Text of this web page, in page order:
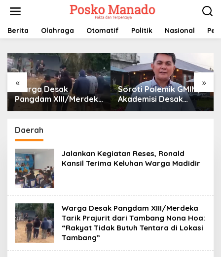
Berita Olahraga Otomatif Politik Nasional
« »
Warga Desak
Pangdam XIII/Merdeka
Tarik Prajurit dari
“Rakyat Tidak Butuh
Tentara di Lokasi
Tambang”
Soroti Polemik GMIM,
Akademisi Desak
BPMS Evaluasi Diri:
Daerah
Jalankan Kegiatan Reses, Ronald
Kansil Terima Keluhan Warga Madidir
Warga Desak Pangdam XIII/Merdeka
Tarik Prajurit dari Tambang Nona Hoa:
“Rakyat Tidak Butuh Tentara di Lokasi
Tambang”